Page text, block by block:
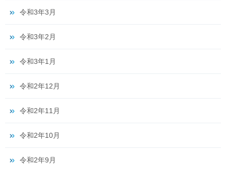
令和3年3月
令和3年2月
令和3年1月
令和2年12月
令和2年11月
令和2年10月
令和2年9月